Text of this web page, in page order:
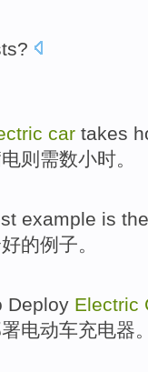
?
car takes
电则需数小时。
example is
好的例子。
Deploy Electric
电动车充电器